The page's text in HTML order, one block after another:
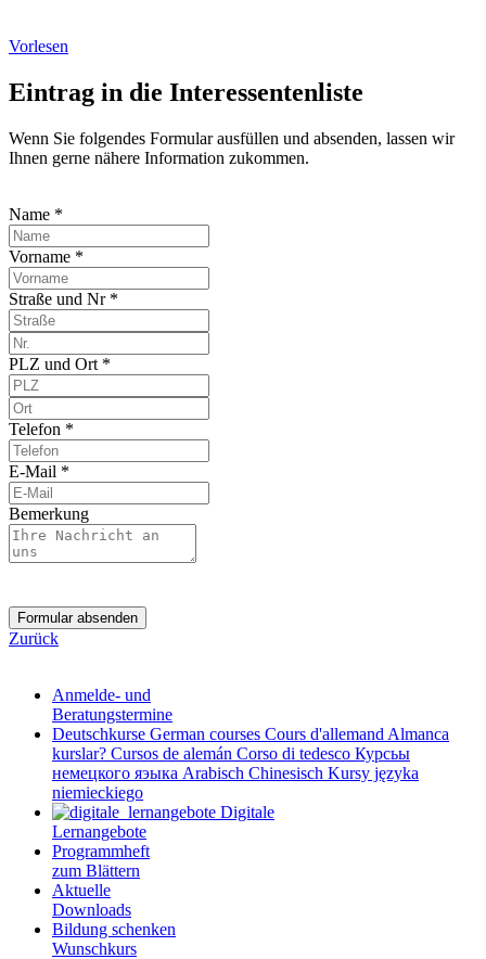
Vorlesen
Eintrag in die Interessentenliste
Wenn Sie folgendes Formular ausfüllen und absenden, lassen wir
Ihnen gerne nähere Information zukommen.
Name *
Vorname *
Straße und Nr *
PLZ und Ort *
Telefon *
E-Mail *
Bemerkung
Formular absenden
Zurück
Anmelde- und
Beratungstermine
Deutschkurse German courses Cours d'allemand Almanca
kurslar? Cursos de alemán Corso di tedesco Курсьы
немецкого яэыка Arabisch Chinesisch Kursy języka
niemieckiego
Digitale
Lernangebote
Programmheft
zum Blättern
Aktuelle
Downloads
Bildung schenken
Wunschkurs